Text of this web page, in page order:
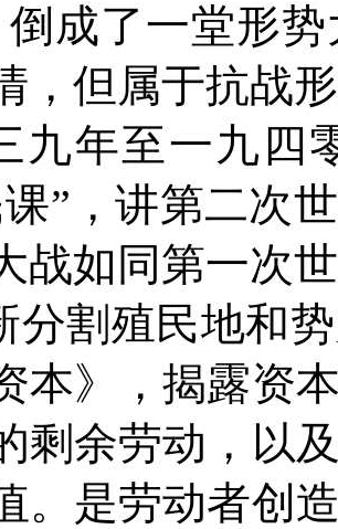
倒成了一堂形
，但属于抗战
九年至一九四
”，讲第二次
战如同第一次
分割殖民地和
本》，揭露资
剩余劳动，以
。是劳动者创